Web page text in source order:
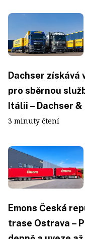
Dachser získává
pro sběrnou
Itálii – Dachser
3 minuty čtení
Emons Česká
trase Ostrava –